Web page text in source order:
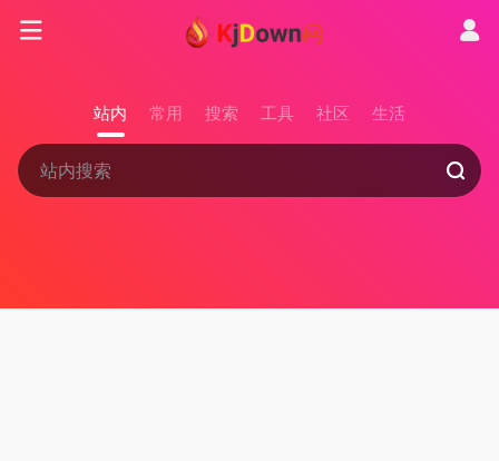
站内 常用 搜索 工具 社区 生活